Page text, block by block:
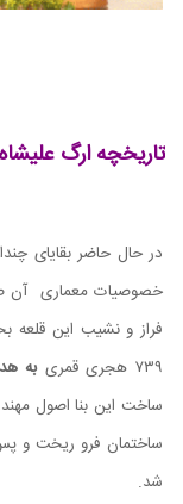
تاریخچه ارگ
در حال حاضر بقایای
خصوصیات معماری آن
۷۳۹ هجری قمری
به
ساخت این بنا اصول
ساختمان فرو ریخت و
شد.